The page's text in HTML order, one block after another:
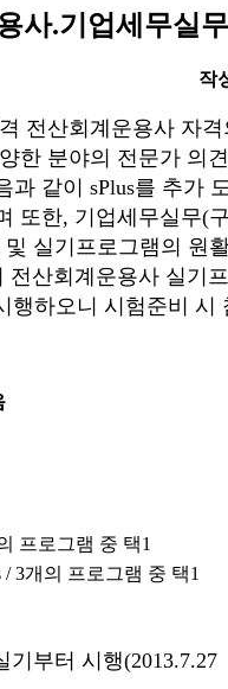
사.기업세무실
작
전산회계운용사 자격
한 분야의 전문가 의
과 같이 sPlus를 추가
또한, 기업세무실무(
실기프로그램의 원
전산회계운용사 실기
행하오니 시험준비 시
프로그램 중 택1
/ 3개의 프로그램 중 택1
부터 시행(2013.7.27